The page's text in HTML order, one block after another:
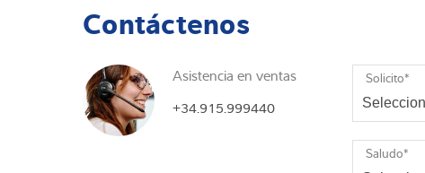
Contáctenos
Asistencia en ventas
+34.915.999440
Solicito*
Saludo*